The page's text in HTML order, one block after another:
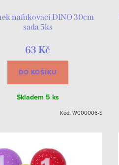
nafukovací DINO 30cm
sada 5ks
63 Kč
DO KOŠÍKU
Skladem 5 ks
Kód: W000006-S